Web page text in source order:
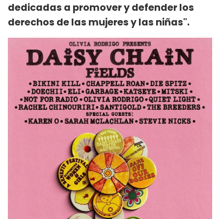
dedicadas a promover y defender los
derechos de las mujeres y las niñas".